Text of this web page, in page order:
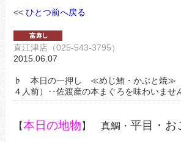
<< ひとつ前へ戻る
直江津店（025-543-3795）
2015.06.07
♭ 本日の一押し ≪めじ鮪・かぶと焼≫（
４人前）‥佐渡産の本まぐろを味わいませ
【本日の地物】 真鯛・ 平目・お